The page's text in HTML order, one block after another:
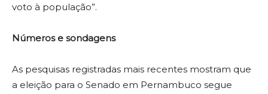
voto à população”.
Números e sondagens
As pesquisas registradas mais recentes mostram que
a eleição para o Senado em Pernambuco segue